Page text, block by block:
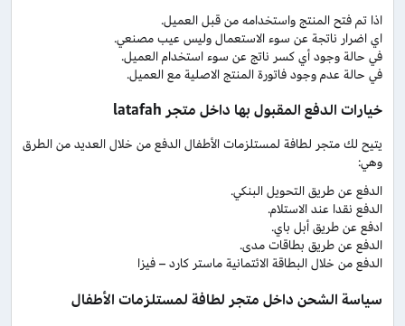
اذا تم فتح المنتج واستخدامه من قبل العميل.
اي اضرار ناتجة عن سوء الاستعمال وليس عيب مصنعي.
في حالة وجود أي كسر ناتج عن سوء استخدام العميل.
في حالة عدم وجود فاتورة المنتج الاصلية مع العميل.
خيارات الدفع المقبول بها داخل متجر latafah
يتيح لك متجر لطافة لمستلزمات الأطفال الدفع من خلال العديد من الطرق
وهي:
الدفع عن طريق التحويل البنكي.
الدفع نقدا عند الاستلام.
ادفع عن طريق أبل باي.
الدفع عن طريق بطاقات مدى.
الدفع من خلال البطاقة الائتمانية ماستر كارد – فيزا
سياسة الشحن داخل متجر لطافة لمستلزمات الأطفال